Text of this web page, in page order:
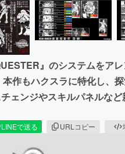
』のシステムをア
作もハクスラに特化し、
ェンジやスキルパネルな
LINEで送る URLコピー